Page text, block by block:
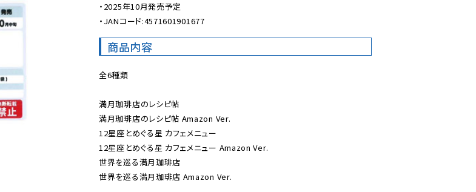
・2025年10月発売予定
・JANコード:4571601901677
商品内容
全6種類
満月珈琲店のレシピ帖
満月珈琲店のレシピ帖 Amazon Ver.
12星座とめぐる星 カフェメニュー
12星座とめぐる星 カフェメニュー Amazon Ver.
世界を巡る満月珈琲店
世界を巡る満月珈琲店 Amazon Ver.